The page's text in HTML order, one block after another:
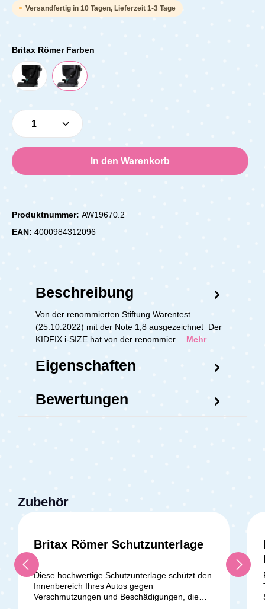
Versandfertig in 10 Tagen, Lieferzeit 1-3 Tage
Britax Römer Farben
Produkt Anzahl: Gib den gewünschten
In den Warenkorb
Produktnummer: AW19670.2
EAN: 4000984312096
Beschreibung
Von der renommierten Stiftung Warentest
(25.10.2022) mit der Note 1,8 ausgezeichnet Der
KIDFIX i-SIZE hat von der renommier… Mehr
Eigenschaften
Bewertungen
Zubehör
Durchschnittliche Bewertung
Britax Römer Schutzunterlage
Diese hochwertige Schutzunterlage schützt den
Innenbereich Ihres Autos gegen
Verschmutzungen und Beschädigungen, die